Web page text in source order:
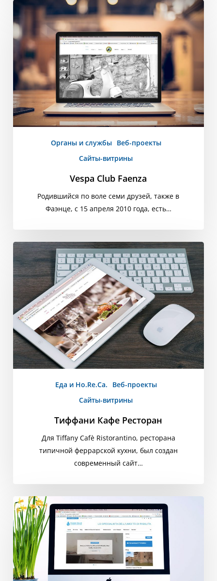
Vespa
Club
Faenza
Органы и службы Веб-проекты
Сайты-витрины
Vespa Club Faenza
Родившийся по воле семи друзей, также в
Фаэнце, с 15 апреля 2010 года, есть…
Тиффани
Кафе
Ресторан
Еда и Ho.Re.Ca.
Веб-проекты
Сайты-витрины
Тиффани Кафе Ресторан
Для Tiffany Cafè Ristorantino, ресторана
типичной феррарской кухни, был создан
современный сайт…
DS
Осушение